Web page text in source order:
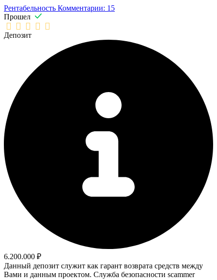
Рентабельность Комментарии: 15
Прошел
Депозит
6.200.000 ₽
Данный депозит служит как гарант возврата средств между
Вами и данным проектом. Служба безопасности scammer